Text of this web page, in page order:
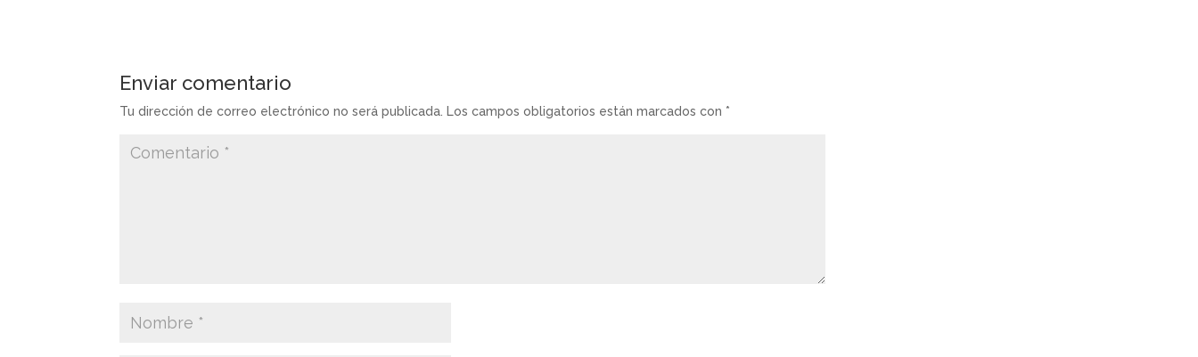
Enviar comentario
Tu dirección de correo electrónico no será publicada. Los campos obligatorios están marcados con *